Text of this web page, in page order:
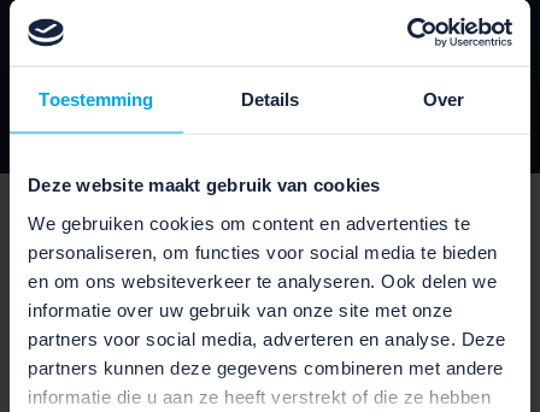
Toestemming Details Over
Deze website maakt gebruik van cookies
We gebruiken cookies om content en advertenties te
personaliseren, om functies voor social media te bieden
en om ons websiteverkeer te analyseren. Ook delen we
informatie over uw gebruik van onze site met onze
partners voor social media, adverteren en analyse. Deze
partners kunnen deze gegevens combineren met andere
informatie die u aan ze heeft verstrekt of die ze hebben
VERZENDEN
SPECIFICATIES
Lees alle specificaties van deze fiets van het merk
Cortina.